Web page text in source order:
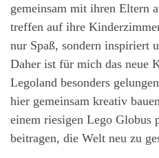
gemeinsam mit ihren Eltern
treffen auf ihre
nur Spaß, sondern inspiriert
Daher ist für mich das neue
Legoland besonders
hier gemeinsam kreativ
einem riesigen Lego Globus
beitragen, die Welt neu zu